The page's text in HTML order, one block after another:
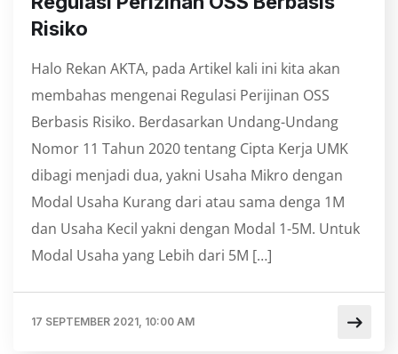
Risiko
Halo Rekan AKTA, pada Artikel kali ini kita akan
membahas mengenai Regulasi Perijinan OSS
Berbasis Risiko. Berdasarkan Undang-Undang
Nomor 11 Tahun 2020 tentang Cipta Kerja UMK
dibagi menjadi dua, yakni Usaha Mikro dengan
Modal Usaha Kurang dari atau sama denga 1M
dan Usaha Kecil yakni dengan Modal 1-5M. Untuk
Modal Usaha yang Lebih dari 5M […]
17 SEPTEMBER 2021, 10:00 AM